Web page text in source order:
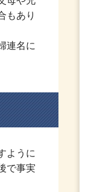
もあり
連名に
ように
で事実